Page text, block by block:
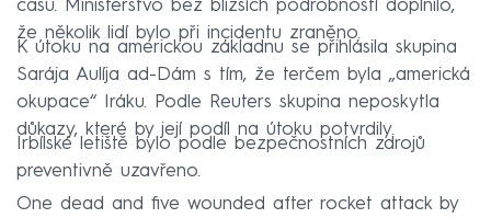
času. Ministerstvo bez bližších podrobností doplnilo,
že několik lidí bylo při incidentu zraněno.
K útoku na americkou základnu se přihlásila skupina
Sarája Aulíja ad-Dám s tím, že terčem byla „americká
okupace“ Iráku. Podle Reuters skupina neposkytla
důkazy, které by její podíl na útoku potvrdily.
Irbílské letiště bylo podle bezpečnostních zdrojů
preventivně uzavřeno.
One dead and five wounded after rocket attack by